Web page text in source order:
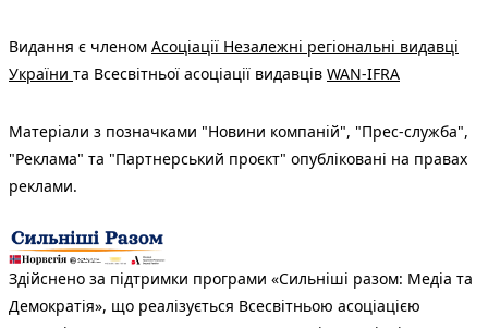
Видання є членом Асоціації Незалежні регіональні видавці
України та Всесвітньої асоціації видавців WAN-IFRA
Матеріали з позначками "Новини компаній", "Прес-служба",
"Реклама" та "Партнерський проєкт" опубліковані на правах
реклами.
Здійснено за підтримки програми «Сильніші разом: Медіа та
Демократія», що реалізується Всесвітньою асоціацією